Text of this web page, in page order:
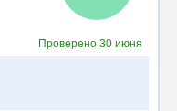
Проверено 30 июня